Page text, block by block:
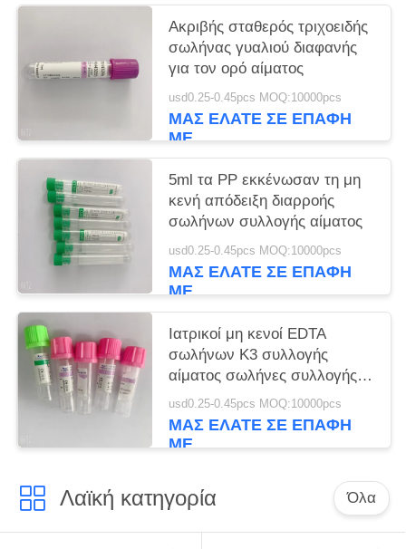
Ακριβής σταθερός τριχοειδής
σωλήνας γυαλιού διαφανής
για τον ορό αίματος
usd0.25-0.45pcs MOQ:10000pcs
ΜΑΣ ΕΛΆΤΕ ΣΕ ΕΠΑΦΉ
ΜΕ
5ml τα PP εκκένωσαν τη μη
κενή απόδειξη διαρροής
σωλήνων συλλογής αίματος
usd0.25-0.45pcs MOQ:10000pcs
ΜΑΣ ΕΛΆΤΕ ΣΕ ΕΠΑΦΉ
ΜΕ
Ιατρικοί μη κενοί EDTA
σωλήνων K3 συλλογής
αίματος σωλήνες συλλογής
αίματος
usd0.25-0.45pcs MOQ:10000pcs
ΜΑΣ ΕΛΆΤΕ ΣΕ ΕΠΑΦΉ
ΜΕ
Λαϊκή κατηγορία Όλα